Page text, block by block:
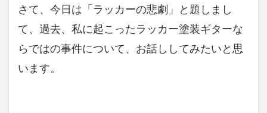
さて、今日は「ラッカーの悲劇」と題しまし
て、過去、私に起こったラッカー塗装ギターな
らではの事件について、お話ししてみたいと思
います。